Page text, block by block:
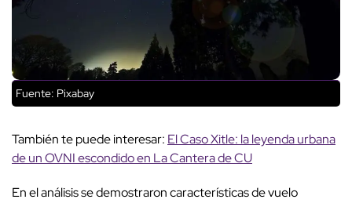
Fuente: Pixabay
También te puede interesar: El Caso Xitle: la leyenda urbana
de un OVNI escondido en La Cantera de CU
En el análisis se demostraron características de vuelo